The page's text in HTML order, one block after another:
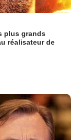
plus grands
réalisateur de